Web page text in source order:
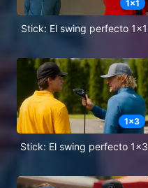
1x1
Stick: El swing perfecto 1x1
1x3
Stick: El swing perfecto 1x3